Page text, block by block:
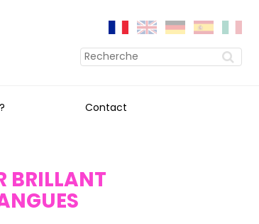
Contact
BRILLANT